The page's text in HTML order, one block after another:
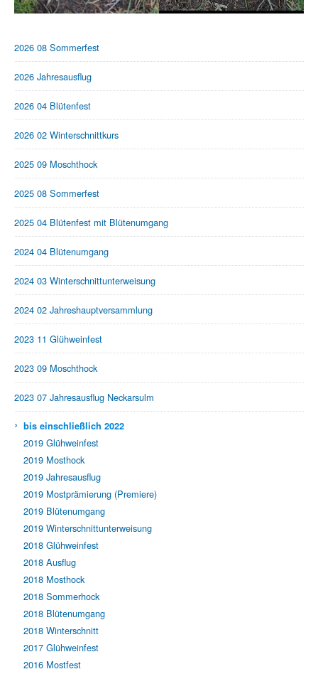
2026 08 Sommerfest
2026 Jahresausflug
2026 04 Blütenfest
2026 02 Winterschnittkurs
2025 09 Moschthock
2025 08 Sommerfest
2025 04 Blütenfest mit Blütenumgang
2024 04 Blütenumgang
2024 03 Winterschnittunterweisung
2024 02 Jahreshauptversammlung
2023 11 Glühweinfest
2023 09 Moschthock
2023 07 Jahresausflug Neckarsulm
› bis einschließlich 2022
2019 Glühweinfest
2019 Mosthock
2019 Jahresausflug
2019 Mostprämierung (Premiere)
2019 Blütenumgang
2019 Winterschnittunterweisung
2018 Glühweinfest
2018 Ausflug
2018 Mosthock
2018 Sommerhock
2018 Blütenumgang
2018 Winterschnitt
2017 Glühweinfest
2016 Mostfest